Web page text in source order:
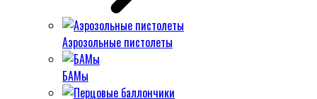
Аэрозольные пистолеты
БАМы